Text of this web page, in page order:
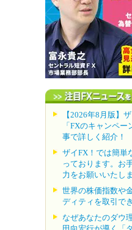
【2026年8月版】
「FXのキャンペ
事で詳しく紹介！
ザイFX！では簡単
っております。お
力をお願いいたし
世界の株価指数や
ディティを取引で
なぜあなたのダウ